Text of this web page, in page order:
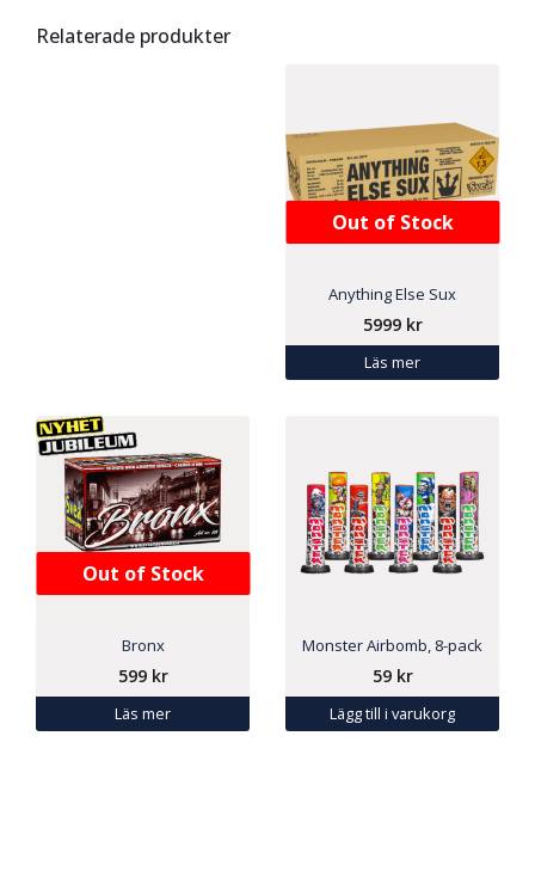
Relaterade produkter
Out of Stock
Anything Else Sux
5999 kr
Läs mer
Out of Stock
Bronx
599 kr
Läs mer
Monster Airbomb, 8-pack
59 kr
Lägg till i varukorg